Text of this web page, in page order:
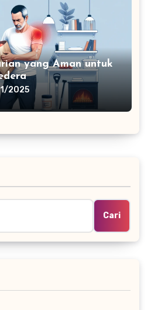
yang Aman untuk
2025
Cari